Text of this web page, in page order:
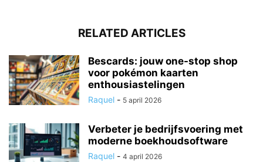
RELATED ARTICLES
Bescards: jouw one-stop shop
voor pokémon kaarten
enthousiastelingen
Raquel - 5 april 2026
Verbeter je bedrijfsvoering met
moderne boekhoudsoftware
Raquel - 4 april 2026